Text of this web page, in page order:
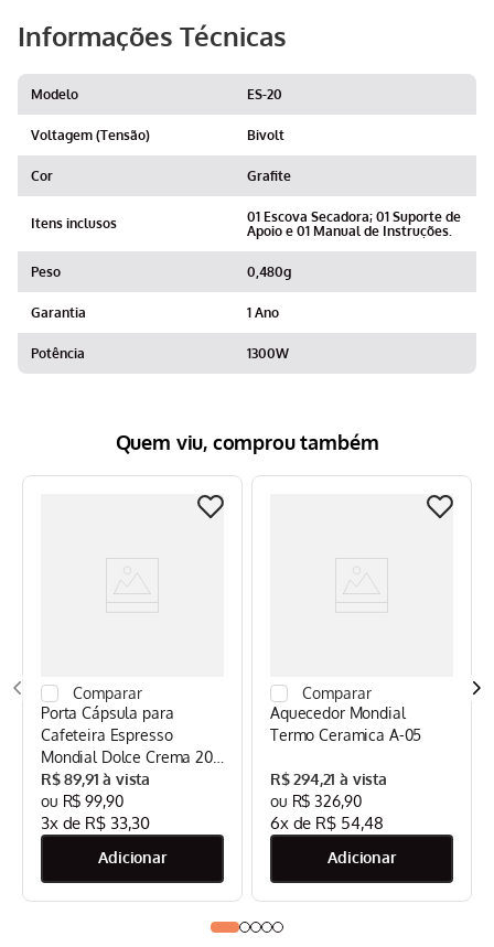
Informações Técnicas
Modelo ES-20
Voltagem (Tensão) Bivolt
Cor Grafite
Itens inclusos
01 Escova Secadora; 01 Suporte de
Apoio e 01 Manual de Instruções.
Peso 0,480g
Garantia 1 Ano
Potência 1300W
Quem viu, comprou também
Porta Cápsula para
Cafeteira Espresso
Mondial Dolce Crema 20
Bar Mondial Preto/Inox -
CPC-DG
R$ 89,91
R$ 99,90
3x de R$ 33,30
Aquecedor Mondial
Termo Ceramica A-05
R$ 294,21
R$ 326,90
6x de R$ 54,48